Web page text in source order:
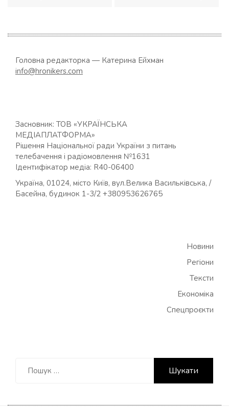
Головна редакторка — Катерина Ейхман
info@hronikers.com
Засновник: ТОВ «УКРАЇНСЬКА
МЕДІАПЛАТФОРМА»
Рішення Національної ради України з питань
телебачення і радіомовлення №1631
Ідентифікатор медіа: R40-06400
Україна, 01024, місто Київ, вул.Велика Васильківська, /
Басейна, будинок 1-3/2 +380953626765
Новини
Регіони
Тексти
Економіка
Спецпроєкти